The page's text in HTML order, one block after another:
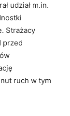
udział m.in.
Strażacy
przed
ruch w tym